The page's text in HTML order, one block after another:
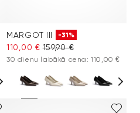
MARGOT III -31%
110,00 € 159,90 €
30 dienu labākā cena: 110,00 €